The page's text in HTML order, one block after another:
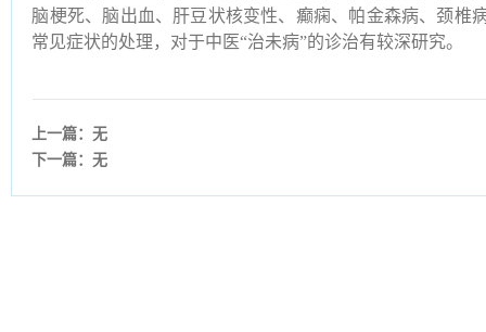
脑梗死、脑出血、肝豆状核变性、癫痫、帕金森病、颈椎
常见症状的处理，对于中医“治未病”的诊治有较深研究。
上一篇：无
下一篇：无